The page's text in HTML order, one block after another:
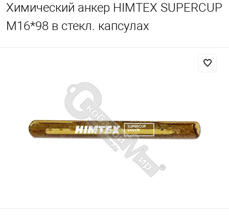
Химический анкер HIMTEX SUPERCUP
M16*98 в стекл. капсулах